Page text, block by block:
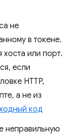
не
в токене.
или порт.
если
HTTP,
а не из
код
неправильную